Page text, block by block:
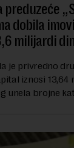
preduzeće
dobila
milijardi
je privredno
iznosi
unela brojne